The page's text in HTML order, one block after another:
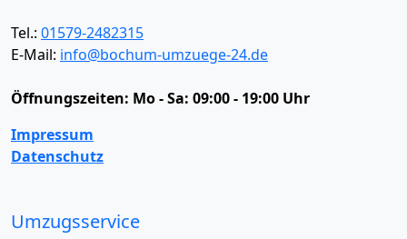
Tel.: 01579-2482315
E-Mail: info@bochum-umzuege-24.de
Öffnungszeiten: Mo - Sa: 09:00 - 19:00 Uhr
Impressum
Datenschutz
Umzugsservice